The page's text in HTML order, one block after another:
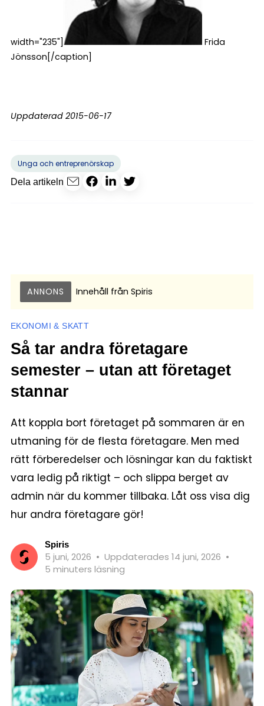
width="235"]
Frida
Jönsson[/caption]
Uppdaterad 2015-06-17
Unga och entreprenörskap
Dela artikeln
ANNONS Innehåll från Spiris
EKONOMI & SKATT
Så tar andra företagare
semester – utan att företaget
stannar
Att koppla bort företaget på sommaren är en
utmaning för de flesta företagare. Men med
rätt förberedelser och lösningar kan du faktiskt
vara ledig på riktigt – och slippa berget av
admin när du kommer tillbaka. Låt oss visa dig
hur andra företagare gör!
Spiris
5 juni, 2026 • Uppdaterades 14 juni, 2026 •
5 minuters läsning